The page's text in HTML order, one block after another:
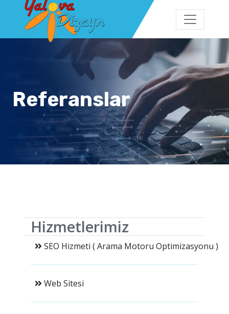
Referanslar
Hizmetlerimiz
SEO Hizmeti ( Arama Motoru Optimizasyonu )
Web Sitesi